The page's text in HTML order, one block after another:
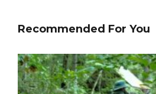
Recommended For You